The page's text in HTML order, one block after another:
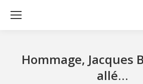
Hommage, Jacques
allé…